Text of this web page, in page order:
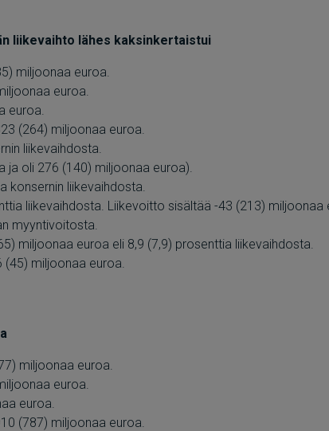
liikevaihto lähes kaksinkertaistui
miljoonaa euroa.
euroa.
euroa.
(264) miljoonaa euroa.
liikevaihdosta.
ja oli 276 (140) miljoonaa euroa).
konsernin liikevaihdosta.
liikevaihdosta. Liikevoitto sisältää -43 (213)
myyntivoitosta.
miljoonaa euroa eli 8,9 (7,9) prosenttia liikevaihdosta.
(45) miljoonaa euroa.
miljoonaa euroa.
euroa.
euroa.
(787) miljoonaa euroa.